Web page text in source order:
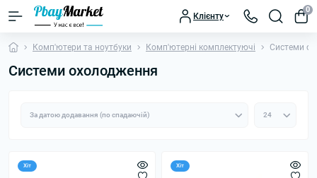
Клієнту
0
Комп'ютери та ноутбуки Комп'ютерні комплектуючі Системи
Системи охолодження
Хіт Хіт